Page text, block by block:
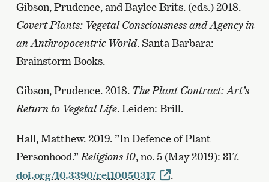
Gibson, Prudence, and Baylee Brits. (eds.) 2018.
Covert Plants: Vegetal Consciousness and Agency in
an Anthropocentric World. Santa Barbara:
Brainstorm Books.
Gibson, Prudence. 2018. The Plant Contract: Art’s
Return to Vegetal Life. Leiden: Brill.
Hall, Matthew. 2019. ”In Defence of Plant
Personhood.” Religions 10, no. 5 (May 2019): 317.
doi.org/10.3390/rel10050317
.